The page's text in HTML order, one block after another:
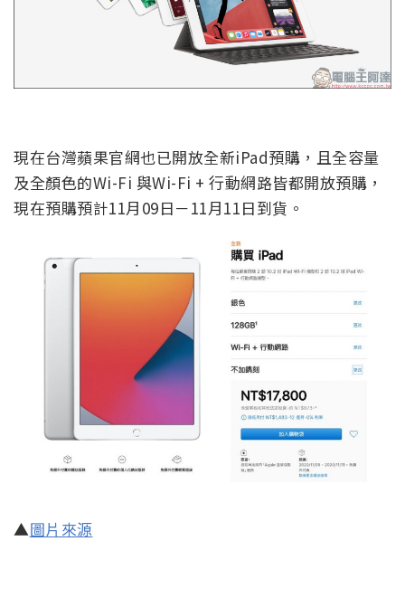
現在台灣蘋果官網也已開放全新iPad預購，且全容量
及全顏色的Wi-Fi 與Wi-Fi + 行動網路皆都開放預購，
現在預購預計11月09日－11月11日到貨。
▲圖片來源